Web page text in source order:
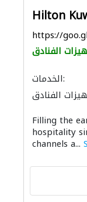
Hilton
الفنادق
الخدمات:
الفنادق
Filling the
hospitality
channels a...